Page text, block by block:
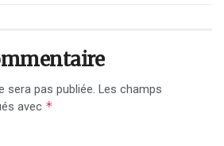
sera pas publiée. Les champs
avec *